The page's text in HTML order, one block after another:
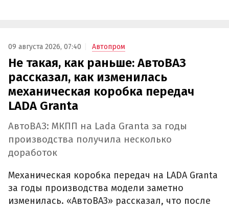
09 августа 2026, 07:40 Автопром
Не такая, как раньше: АвтоВАЗ
рассказал, как изменилась
механическая коробка передач
LADA Granta
АвтоВАЗ: МКПП на Lada Granta за годы
производства получила несколько
доработок
Механическая коробка передач на LADA Granta
за годы производства модели заметно
изменилась. «АвтоВАЗ» рассказал, что после